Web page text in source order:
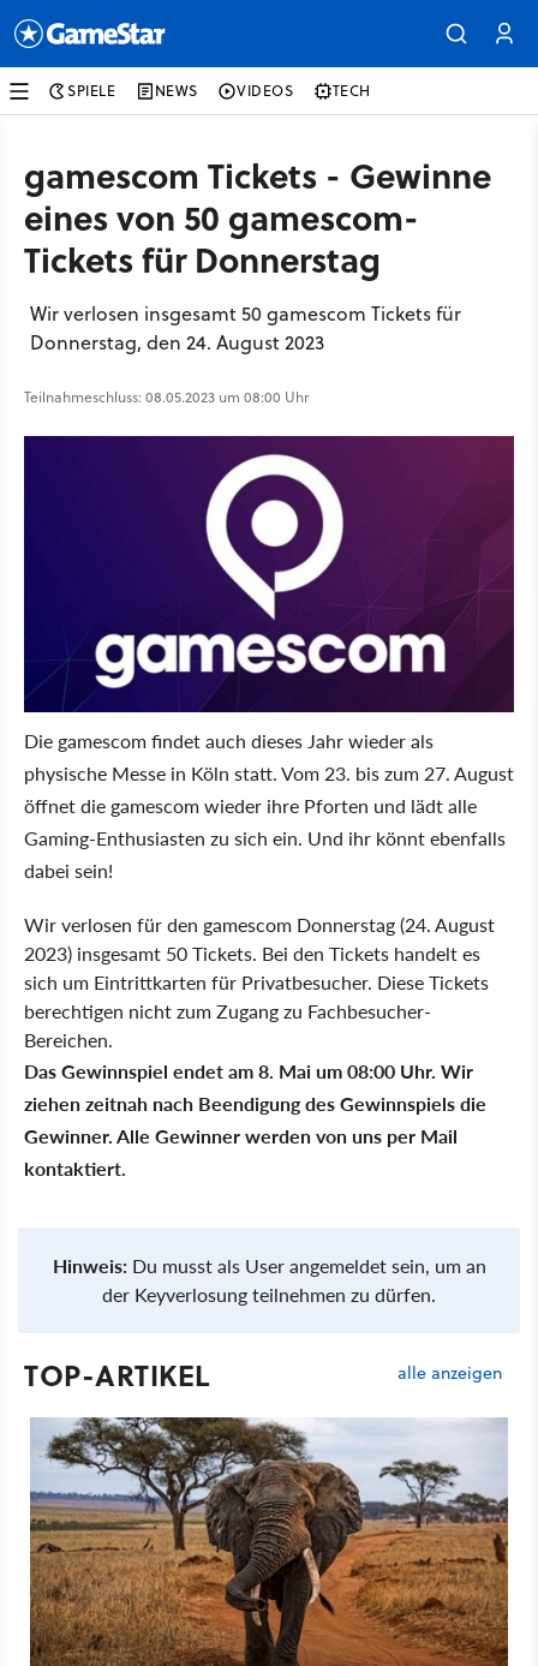
SPIELE NEWS VIDEOS TECH
gamescom Tickets - Gewinne
eines von 50 gamescom-
Tickets für Donnerstag
Wir verlosen insgesamt 50 gamescom Tickets für
Donnerstag, den 24. August 2023
Teilnahmeschluss: 08.05.2023 um 08:00 Uhr
Die gamescom findet auch dieses Jahr wieder als
physische Messe in Köln statt. Vom 23. bis zum 27. August
öffnet die gamescom wieder ihre Pforten und lädt alle
Gaming-Enthusiasten zu sich ein. Und ihr könnt ebenfalls
dabei sein!
Wir verlosen für den gamescom Donnerstag (24. August
2023) insgesamt 50 Tickets. Bei den Tickets handelt es
sich um Eintrittkarten für Privatbesucher. Diese Tickets
berechtigen nicht zum Zugang zu Fachbesucher-
Bereichen.
Das Gewinnspiel endet am 8. Mai um 08:00 Uhr. Wir
ziehen zeitnah nach Beendigung des Gewinnspiels die
Gewinner. Alle Gewinner werden von uns per Mail
kontaktiert.
Hinweis:Du musst als User angemeldet sein, um an
der Keyverlosung teilnehmen zu dürfen.
TOP-ARTIKEL alle anzeigen